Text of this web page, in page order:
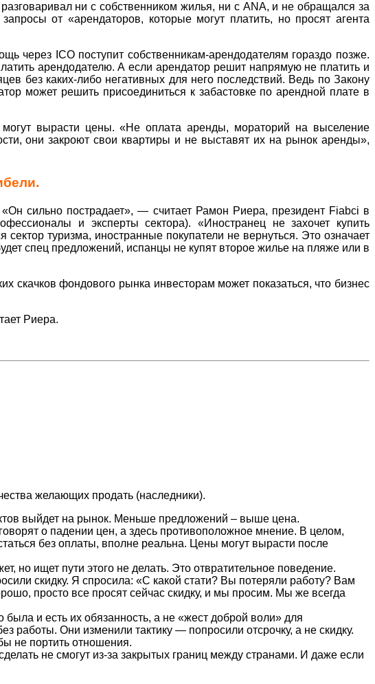
ни с собственником жилья, ни с ANA, и не обращался за
от «арендаторов, которые могут платить, но просят агента
через ICO поступит собственникам-арендодателям гораздо позже.
арендодателю. А если арендатор решит напрямую не платить и
без каких-либо негативных для него последствий. Ведь по Закону
может решить присоединиться к забастовке по арендной плате в
вырасти цены. «Не оплата аренды, мораторий на выселение
они закроют свои квартиры и не выставят их на рынок аренды»,
сильно пострадает», — считает Рамон Риера, президент Fiabci в
и эксперты сектора). «Иностранец не захочет купить
туризма, иностранные покупатели не вернуться. Это означает
спец предложений, испанцы не купят второе жилье на пляже или в
скачков фондового рынка инвесторам может показаться, что бизнес
Риера.
желающих продать (наследники).
выйдет на рынок. Меньше предложений – выше цена.
о падении цен, а здесь противоположное мнение. В целом,
без оплаты, вполне реальна. Цены могут вырасти после
но ищет пути этого не делать. Это отвратительное поведение.
скидку. Я спросила: «С какой стати? Вы потеряли работу? Вам
просто все просят сейчас скидку, и мы просим. Мы же всегда
была и есть их обязанность, а не «жест доброй воли» для
работы. Они изменили тактику — попросили отсрочку, а не скидку.
не портить отношения.
не смогут из-за закрытых границ между странами. И даже если